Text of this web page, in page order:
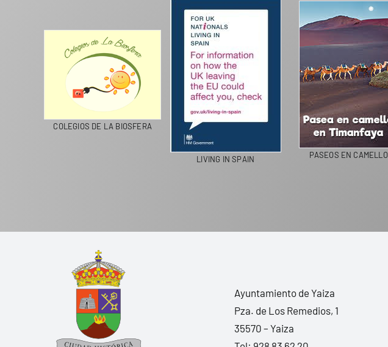
COLEGIOS DE LA BIOSFERA
LIVING IN SPAIN PASEOS EN CAMELLO
Ayuntamiento de Yaiza
Pza. de Los Remedios, 1
35570 – Yaiza